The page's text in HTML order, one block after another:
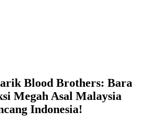
Blood Brothers: Bara
Megah Asal Malaysia
Indonesia!